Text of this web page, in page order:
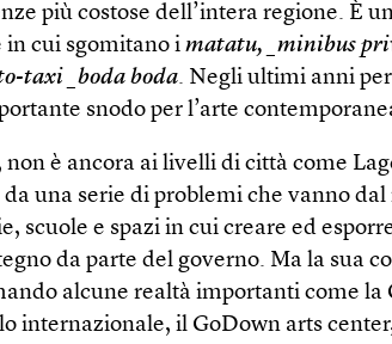
più costose dell’intera regione. È
in cui sgomitano imatatu, _minibus
taxi _boda boda. Negli ultimi anni
snodo per l’arte
non è ancora ai livelli di città come
da una serie di problemi che vanno
scuole e spazi in cui creare ed
da parte del governo. Ma la sua
alcune realtà importanti come la
internazionale, il GoDown arts